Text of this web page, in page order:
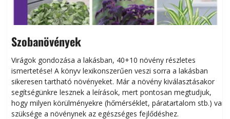
Szobanövények
Virágok gondozása a lakásban, 40+10 növény részletes
ismertetése! A könyv lexikonszerűen veszi sorra a lakásban
sikeresen tart­ha­tó növényeket. Már a növény kiválasztásakor
segítségünkre lesznek a leírások, mert pontosan megtudjuk,
hogy milyen körülményekre (hőmérséklet, páratartalom stb.) van
szüksége a növénynek az egészséges fejlődéshez.